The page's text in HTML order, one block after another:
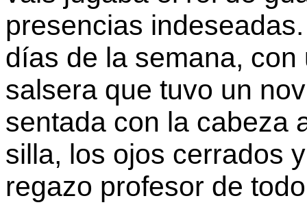
presencias
días de la semana,
salsera que tuvo un
sentada con la cabeza
silla, los ojos cerrados
regazo profesor de